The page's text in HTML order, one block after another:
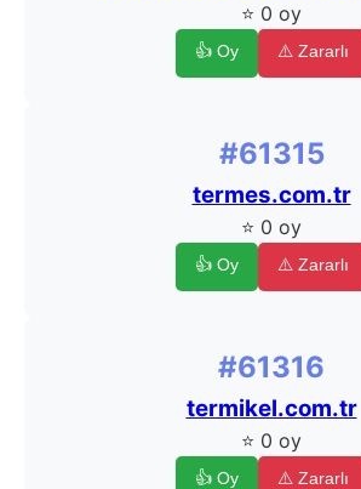
⭐ 0 oy
👍 Oy ⚠️ Zararlı
#61315
termes.com.tr
⭐ 0 oy
👍 Oy ⚠️ Zararlı
#61316
termikel.com.tr
⭐ 0 oy
👍 Oy ⚠️ Zararlı